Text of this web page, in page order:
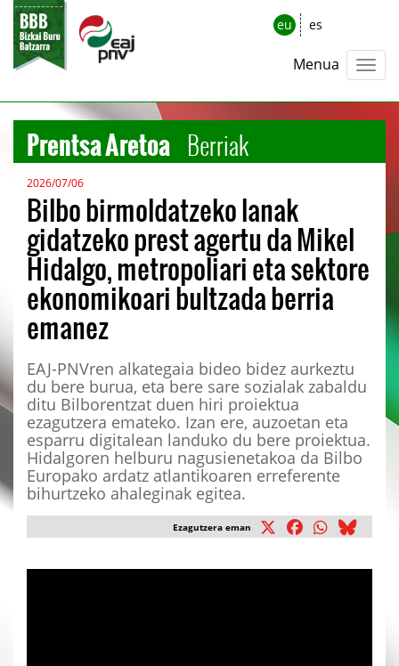
eu es
Menua
Prentsa Aretoa Berriak
2026/07/06
Bilbo birmoldatzeko lanak
gidatzeko prest agertu da Mikel
Hidalgo, metropoliari eta sektore
ekonomikoari bultzada berria
emanez
EAJ-PNVren alkategaia bideo bidez aurkeztu
du bere burua, eta bere sare sozialak zabaldu
ditu Bilborentzat duen hiri proiektua
ezagutzera emateko. Izan ere, auzoetan eta
esparru digitalean landuko du bere proiektua.
Hidalgoren helburu nagusienetakoa da Bilbo
Europako ardatz atlantikoaren erreferente
bihurtzeko ahaleginak egitea.
Ezagutzera eman